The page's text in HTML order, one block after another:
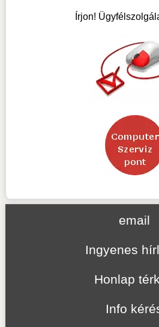
Írjon!
email
Ingyenes
Honlap
Info